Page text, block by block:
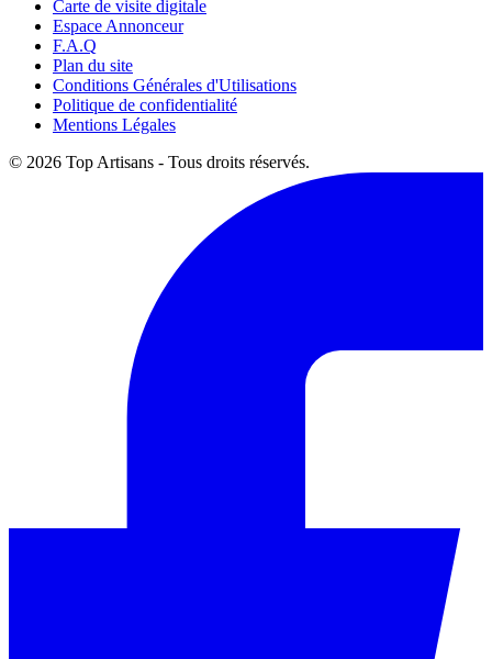
Carte de visite digitale
Espace Annonceur
F.A.Q
Plan du site
Conditions Générales d'Utilisations
Politique de confidentialité
Mentions Légales
© 2026 Top Artisans - Tous droits réservés.